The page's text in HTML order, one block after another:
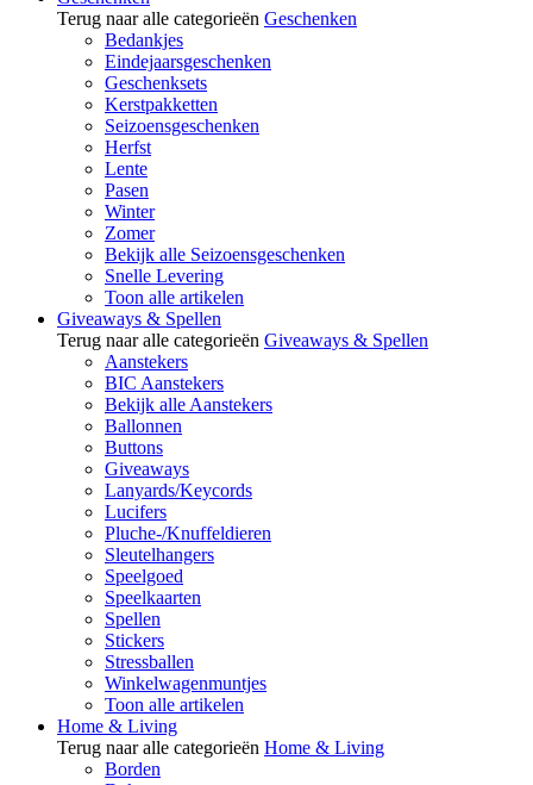
Terug naar alle categorieën Geschenken
Bedankjes
Eindejaarsgeschenken
Geschenksets
Kerstpakketten
Seizoensgeschenken
Herfst
Lente
Pasen
Winter
Zomer
Bekijk alle Seizoensgeschenken
Snelle Levering
Toon alle artikelen
Giveaways & Spellen
Terug naar alle categorieën Giveaways & Spellen
Aanstekers
BIC Aanstekers
Bekijk alle Aanstekers
Ballonnen
Buttons
Giveaways
Lanyards/Keycords
Lucifers
Pluche-/Knuffeldieren
Sleutelhangers
Speelgoed
Speelkaarten
Spellen
Stickers
Stressballen
Winkelwagenmuntjes
Toon alle artikelen
Home & Living
Terug naar alle categorieën Home & Living
Borden